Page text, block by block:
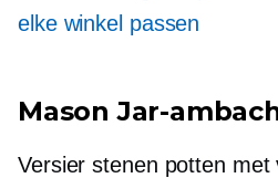
elke winkel passen
Mason Jar-
Versier stenen potten